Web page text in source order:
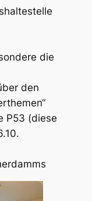
die
den
P53 (diese